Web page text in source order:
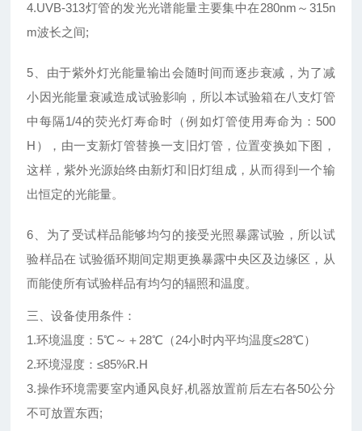
4.UVB-313灯管的发光光谱能量主要集中在280nm～315n
m波长之间;
5、由于紫外灯光能量输出会随时间而逐步衰减，为了减
小因光能量衰减造成试验影响，所以本试验箱在八支灯管
中每隔1/4的荧光灯寿命时（例如灯管使用寿命为：500
H），由一支新灯管替换一支旧灯管，位置变换如下图，
这样，紫外光源始终由新灯和旧灯组成，从而得到一个输
出恒定的光能量。
6、为了受试样品能够均匀的接受光照暴露试验，所以试
验样品在 试验循环期间定期更换暴露中央区及边缘区，从
而能使所有试验样品有均匀的辐照和温度。
三、设备使用条件：
1.环境温度：5℃～＋28℃（24小时内平均温度≤28℃）
2.环境湿度：≤85%R.H
3.操作环境需要室内通风良好,机器放置前后左右各50公分
不可放置东西;